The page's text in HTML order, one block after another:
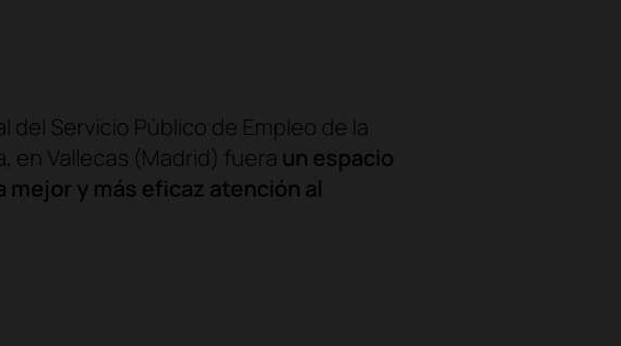
del Servicio Público de Empleo de la
en Vallecas (Madrid) fuera un espacio
y más eficaz atención al